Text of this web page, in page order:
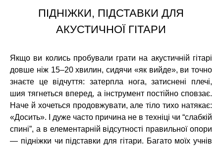
ПІДНІЖКИ, ПІДСТАВКИ ДЛЯ
АКУСТИЧНОЇ ГІТАРИ
Якщо ви колись пробували грати на акустичній гітарі
довше ніж 15–20 хвилин, сидячи «як вийде», ви точно
знаєте це відчуття: затерпла нога, затиснені плечі,
шия тягнеться вперед, а інструмент постійно сповзає.
Наче й хочеться продовжувати, але тіло тихо натякає:
«Досить». І дуже часто причина не в техніці чи “слабкій
спині”, а в елементарній відсутності правильної опори
— підніжки чи підставки для гітари. Багато моїх учнів